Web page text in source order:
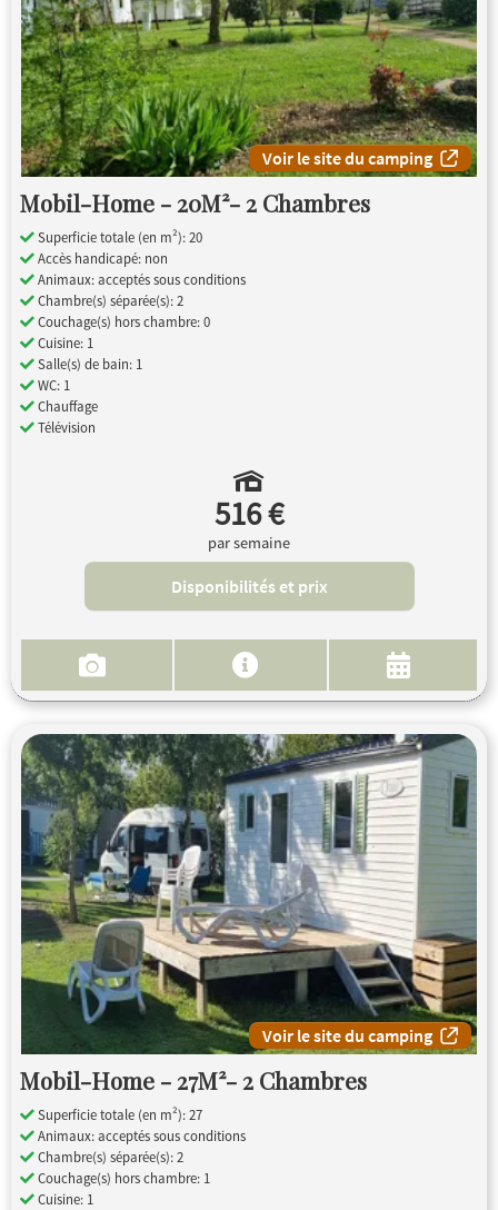
Voir le site du camping
Mobil-Home - 20M²- 2 Chambres
Superficie totale (en m²): 20
Accès handicapé: non
Animaux: acceptés sous conditions
Chambre(s) séparée(s): 2
Couchage(s) hors chambre: 0
Cuisine: 1
Salle(s) de bain: 1
WC: 1
Chauffage
Télévision
516 €
par semaine
Disponibilités et prix
Voir le site du camping
Mobil-Home - 27M²- 2 Chambres
Superficie totale (en m²): 27
Animaux: acceptés sous conditions
Chambre(s) séparée(s): 2
Couchage(s) hors chambre: 1
Cuisine: 1